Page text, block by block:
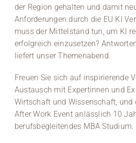
Entdecke die Region
Informationen für …
Medien
Stellenangebote
der Region gehalten und damit
Anforderungen durch die EU KI
muss der Mittelstand tun, um KI
erfolgreich einzusetzen?
liefert unser Themenabend.
Freuen Sie sich auf inspirierende
Austausch mit Expertinnen und
Wirtschaft und Wissenschaft, und
After Work Event anlässlich 10
berufsbegleitendes MBA Studium.